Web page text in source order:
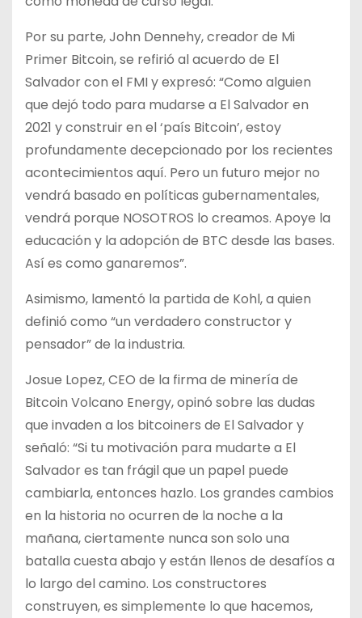
Por su parte, John Dennehy, creador de Mi
Primer Bitcoin, se refirió al acuerdo de El
Salvador con el FMI y expresó: “Como alguien
que dejó todo para mudarse a El Salvador en
2021 y construir en el ‘país Bitcoin’, estoy
profundamente decepcionado por los recientes
acontecimientos aquí. Pero un futuro mejor no
vendrá basado en políticas gubernamentales,
vendrá porque NOSOTROS lo creamos. Apoye la
educación y la adopción de BTC desde las bases.
Así es como ganaremos”.
Asimismo, lamentó la partida de Kohl, a quien
definió como “un verdadero constructor y
pensador” de la industria.
Josue Lopez, CEO de la firma de minería de
Bitcoin Volcano Energy, opinó sobre las dudas
que invaden a los bitcoiners de El Salvador y
señaló: “Si tu motivación para mudarte a El
Salvador es tan frágil que un papel puede
cambiarla, entonces hazlo. Los grandes cambios
en la historia no ocurren de la noche a la
mañana, ciertamente nunca son solo una
batalla cuesta abajo y están llenos de desafíos a
lo largo del camino. Los constructores
construyen, es simplemente lo que hacemos,